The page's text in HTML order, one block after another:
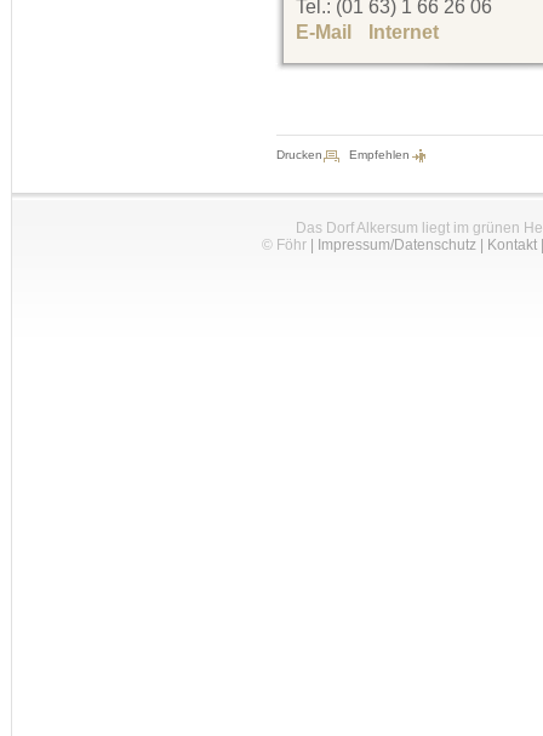
Tel.: (01 63) 1 66 26 06
E-Mail
Internet
Drucken Empfehlen
Das Dorf Alkersum liegt im grünen
© Föhr| Impressum/Datenschutz| Kontakt